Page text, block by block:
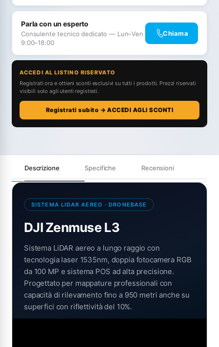
Parla con un esperto
Consulente tecnico dedicato — Lun–Ven
9:00–18:00
Chiama
ACCEDI AL LISTINO RISERVATO
Registrati ora e ottieni sconti esclusivi su tutti i prodotti. Prezzi riservati
visibili solo agli utenti registrati.
Registrati subito → ACCEDI AGLI SCONTI
Descrizione Specifiche Recensioni
SISTEMA LIDAR AEREO · DRONEBASE
DJI Zenmuse L3
Sistema LiDAR aereo a lungo raggio con
tecnologia laser 1535nm, doppia fotocamera RGB
da 100 MP e sistema POS ad alta precisione.
Progettato per mappature professionali con
capacità di rilevamento fino a 950 metri anche su
superfici con riflettività del 10%.